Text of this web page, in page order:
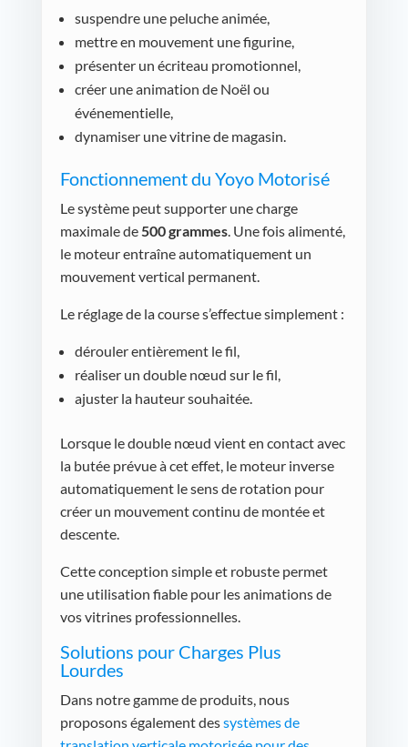
suspendre une peluche animée,
mettre en mouvement une figurine,
présenter un écriteau promotionnel,
créer une animation de Noël ou
événementielle,
dynamiser une vitrine de magasin.
Fonctionnement du Yoyo Motorisé
Le système peut supporter une charge
maximale de500 grammes. Une fois alimenté,
le moteur entraîne automatiquement un
mouvement vertical permanent.
Le réglage de la course s’effectue simplement :
dérouler entièrement le fil,
réaliser un double nœud sur le fil,
ajuster la hauteur souhaitée.
Lorsque le double nœud vient en contact avec
la butée prévue à cet effet, le moteur inverse
automatiquement le sens de rotation pour
créer un mouvement continu de montée et
descente.
Cette conception simple et robuste permet
une utilisation fiable pour les animations de
vos vitrines professionnelles.
Solutions pour Charges Plus
Lourdes
Dans notre gamme de produits, nous
proposons également dessystèmes de